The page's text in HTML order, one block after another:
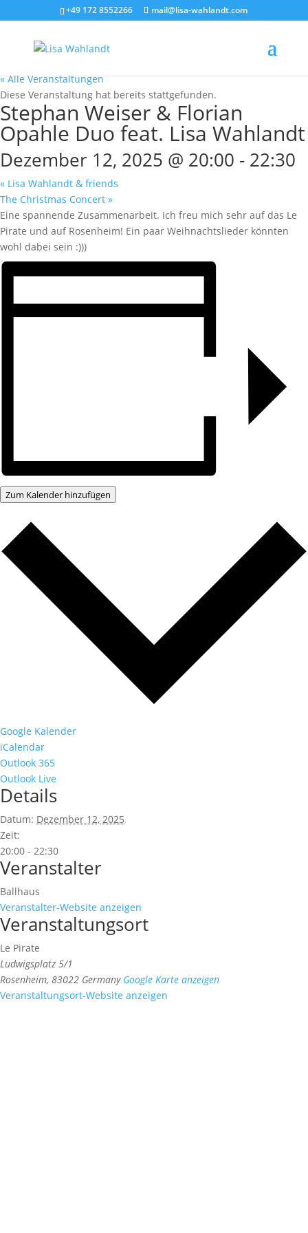
+49 172 8552266 mail@lisa-wahlandt.com
« Alle Veranstaltungen
Diese Veranstaltung hat bereits stattgefunden.
Stephan Weiser & Florian
Opahle Duo feat. Lisa Wahlandt
Dezember 12, 2025 @ 20:00 - 22:30
« Lisa Wahlandt & friends
The Christmas Concert »
Eine spannende Zusammenarbeit. Ich freu mich sehr auf das Le
Pirate und auf Rosenheim! Ein paar Weihnachtslieder könnten
wohl dabei sein :)))
Zum Kalender hinzufügen
Google Kalender
iCalendar
Outlook 365
Outlook Live
Details
Datum: Dezember 12, 2025
Zeit:
20:00 - 22:30
Veranstalter
Ballhaus
Veranstalter-Website anzeigen
Veranstaltungsort
Le Pirate
Ludwigsplatz 5/1
Rosenheim, 83022 Germany Google Karte anzeigen
Veranstaltungsort-Website anzeigen